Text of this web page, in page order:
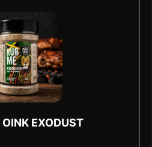
EXODUST